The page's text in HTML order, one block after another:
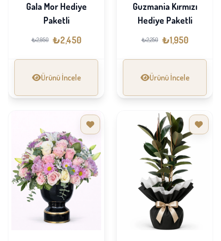
Gala Mor Hediye
Paketli
₺2,950 ₺2,450
Ürünü İncele
Guzmania Kırmızı
Hediye Paketli
₺2,250 ₺1,950
Ürünü İncele